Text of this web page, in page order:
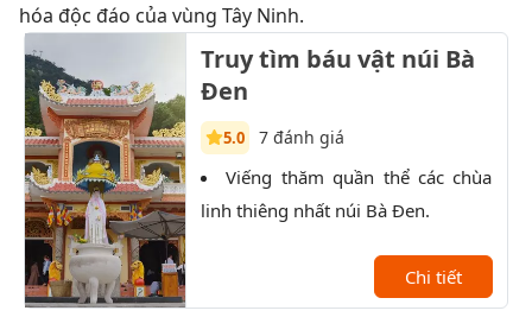
hóa độc đáo của vùng Tây Ninh.
Truy tìm báu vật núi Bà
Đen
5.0 7 đánh giá
Viếng thăm quần thể các chùa
linh thiêng nhất núi Bà Đen.
Chi tiết